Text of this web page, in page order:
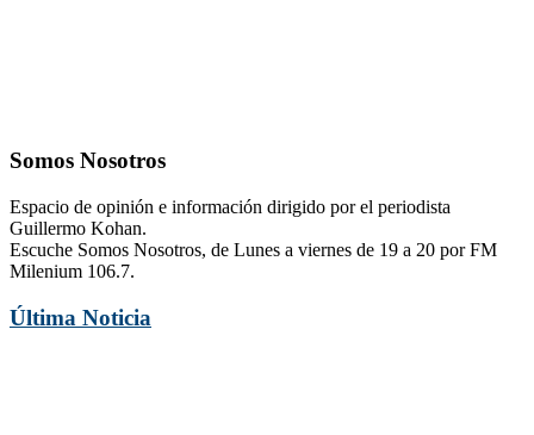
Somos Nosotros
Espacio de opinión e información dirigido por el periodista
Guillermo Kohan.
Escuche Somos Nosotros, de Lunes a viernes de 19 a 20 por FM
Milenium 106.7.
Última Noticia